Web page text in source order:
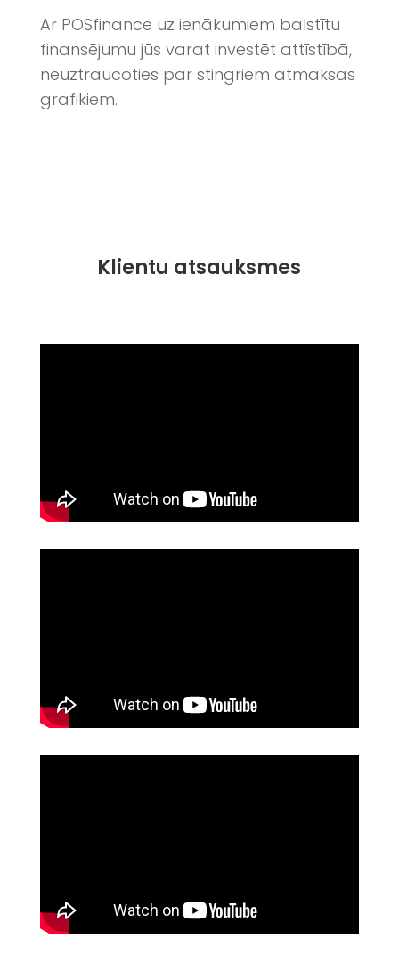
Ar POSfinance uz ienākumiem balstītu
finansējumu jūs varat investēt attīstībā,
neuztraucoties par stingriem atmaksas
grafikiem.
Klientu atsauksmes